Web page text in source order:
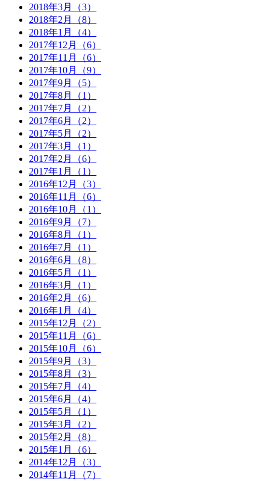
2018年3月（3）
2018年2月（8）
2018年1月（4）
2017年12月（6）
2017年11月（6）
2017年10月（9）
2017年9月（5）
2017年8月（1）
2017年7月（2）
2017年6月（2）
2017年5月（2）
2017年3月（1）
2017年2月（6）
2017年1月（1）
2016年12月（3）
2016年11月（6）
2016年10月（1）
2016年9月（7）
2016年8月（1）
2016年7月（1）
2016年6月（8）
2016年5月（1）
2016年3月（1）
2016年2月（6）
2016年1月（4）
2015年12月（2）
2015年11月（6）
2015年10月（6）
2015年9月（3）
2015年8月（3）
2015年7月（4）
2015年6月（4）
2015年5月（1）
2015年3月（2）
2015年2月（8）
2015年1月（6）
2014年12月（3）
2014年11月（7）